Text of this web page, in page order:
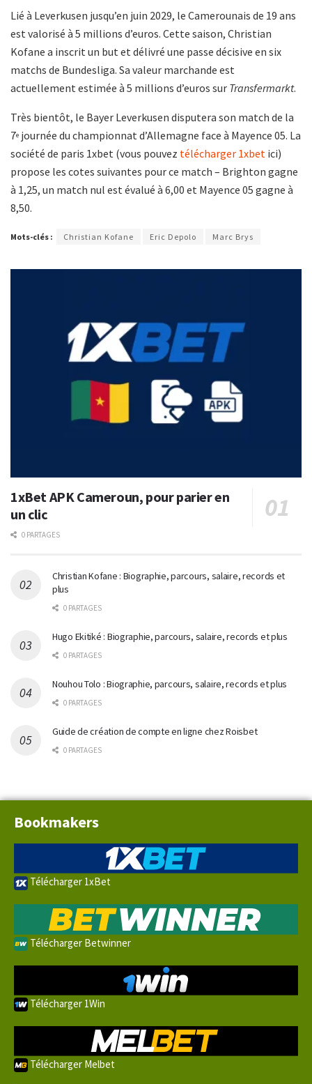
Lié à Leverkusen jusqu’en juin 2029, le Camerounais de 19 ans
est valorisé à 5 millions d’euros. Cette saison, Christian
Kofane a inscrit un but et délivré une passe décisive en six
matchs de Bundesliga. Sa valeur marchande est
actuellement estimée à 5 millions d’euros sur Transfermarkt.
Très bientôt, le Bayer Leverkusen disputera son match de la
7e journée du championnat d’Allemagne face à Mayence 05. La
société de paris 1xbet (vous pouvez télécharger 1xbet ici)
propose les cotes suivantes pour ce match – Brighton gagne
à 1,25, un match nul est évalué à 6,00 et Mayence 05 gagne à
8,50.
Mots-clés : Christian Kofane Eric Depolo Marc Brys
1xBet APK Cameroun, pour parier en
un clic
0 PARTAGES
Christian Kofane : Biographie, parcours, salaire, records et
plus
0 PARTAGES
Hugo Ekitiké : Biographie, parcours, salaire, records et plus
0 PARTAGES
Nouhou Tolo : Biographie, parcours, salaire, records et plus
0 PARTAGES
Guide de création de compte en ligne chez Roisbet
0 PARTAGES
Bookmakers
Télécharger 1xBet
Télécharger Betwinner
Télécharger 1Win
Télécharger Melbet